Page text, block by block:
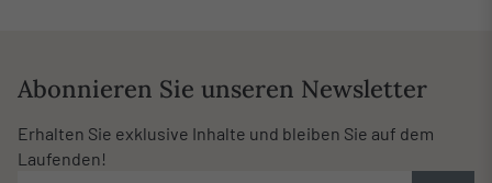
Abonnieren Sie unseren Newsletter
Erhalten Sie exklusive Inhalte und bleiben Sie auf dem
Laufenden!